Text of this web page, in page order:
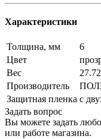
Характеристики
Толщина, мм
6
Цвет
Вес
Производитель
Защитная пленка с
Задать вопрос
Вы можете задать
или работе магазина.